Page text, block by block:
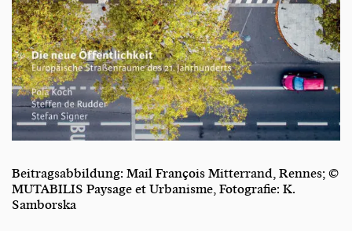
Beitragsabbildung: Mail François Mitterrand, Rennes; ©
MUTABILIS Paysage et Urbanisme, Fotografie: K.
Samborska